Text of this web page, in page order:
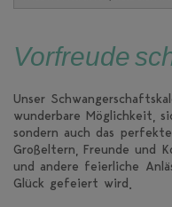
Vorfreude
Unser
wunderbare Möglichkeit,
sondern auch das
Großeltern, Freunde und
und andere feierliche
Glück gefeiert wird.